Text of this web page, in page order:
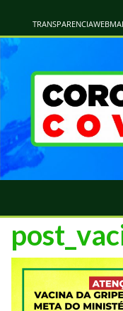
TRANSPARENCIA